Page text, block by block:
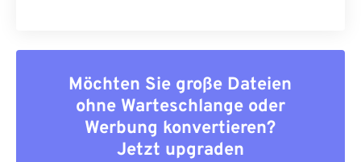
Möchten Sie große Dateien
ohne Warteschlange oder
Werbung konvertieren?
Jetzt upgraden